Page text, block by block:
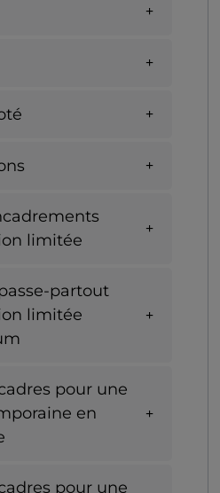
limitée
partout
limitée
pour une
en
pour une